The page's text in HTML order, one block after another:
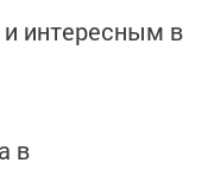
интересным в
в